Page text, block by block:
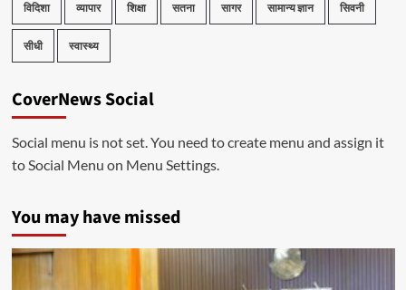
विदिशा व्यापार शिक्षा सतना सागर सामान्य ज्ञान सिवनी
सीधी स्वास्थ्य
CoverNews Social
Social menu is not set. You need to create menu and assign it
to Social Menu on Menu Settings.
You may have missed